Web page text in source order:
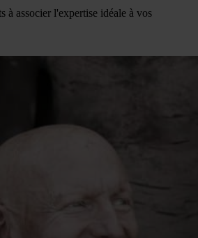
à associer l'expertise idéale à vos